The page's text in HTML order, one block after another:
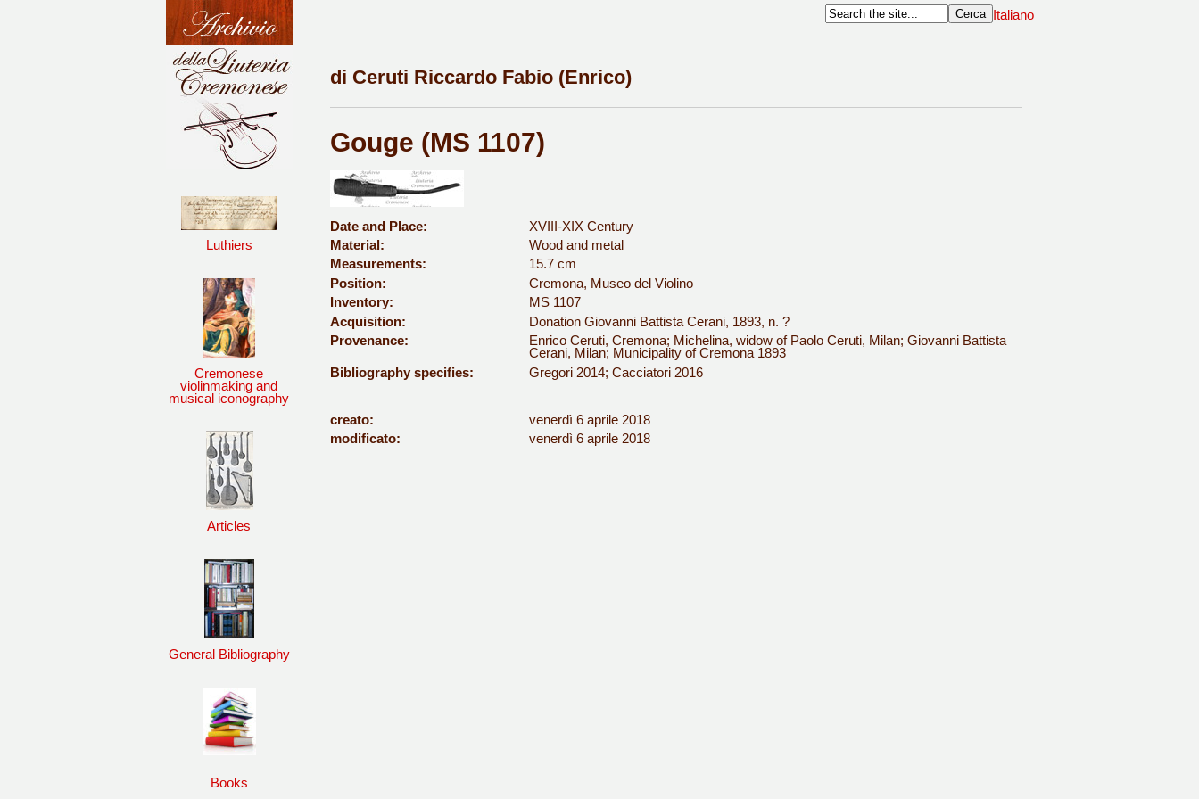
Italiano
Luthiers
Cremonese
violinmaking and
musical iconography
Articles
General Bibliography
Books
di Ceruti Riccardo Fabio (Enrico)
Gouge (MS 1107)
Date and Place:
XVIII-XIX Century
Material:
Wood and metal
Measurements:
15.7 cm
Position:
Cremona, Museo del Violino
Inventory:
MS 1107
Acquisition:
Donation Giovanni Battista Cerani, 1893, n. ?
Provenance:
Enrico Ceruti, Cremona; Michelina, widow of Paolo Ceruti, Milan; Giovanni Battista
Cerani, Milan; Municipality of Cremona 1893
Bibliography specifies:
Gregori 2014; Cacciatori 2016
creato:
venerdì 6 aprile 2018
modificato:
venerdì 6 aprile 2018